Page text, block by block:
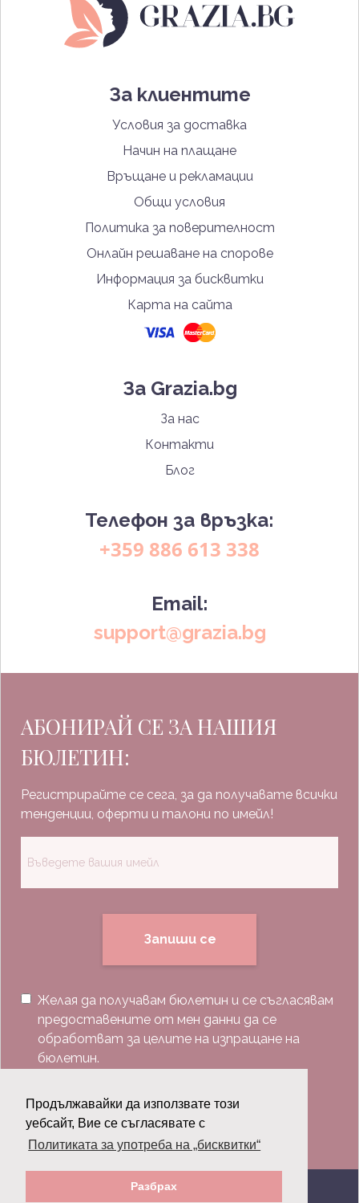
Продължавайки да използвате този
уебсайт, Вие се съгласявате с
Политиката за употреба на „бисквитки“
Разбрах
За клиентите
Условия за доставка
Начин на плащане
Връщане и рекламации
Общи условия
Политика за поверителност
Онлайн решаване на спорове
Информация за бисквитки
Карта на сайта
За Grazia.bg
За нас
Контакти
Блог
Телефон за връзка:
+359 886 613 338
Email:
support@grazia.bg
АБОНИРАЙ СЕ ЗА НАШИЯ
БЮЛЕТИН:
Регистрирайте се сега, за да получавате всички
тенденции, оферти и талони по имейл!
Запиши се
Желая да получавам бюлетин и се съгласявам
предоставените от мен данни да се
обработват за целите на изпращане на
бюлетин.
Последвай ни:
© 2026 Grazia.bg - Всички права запазени